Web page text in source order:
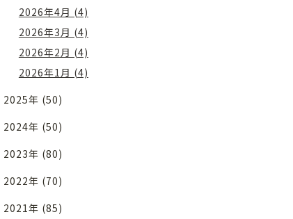
2026年4月 (4)
2026年3月 (4)
2026年2月 (4)
2026年1月 (4)
2025年 (50)
2024年 (50)
2023年 (80)
2022年 (70)
2021年 (85)